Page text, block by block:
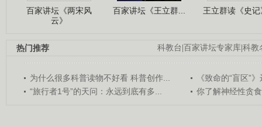
百家讲坛《两宋风
云》
百家讲坛《王立群... 王立群读《史
科教台 百家讲坛专家库 科教
热门推荐
为什么很多科普读物不好看 科普创作...
《致命的“盲区”
“旅行者1号”的天问：永远到底有多...
你了解神经性贪